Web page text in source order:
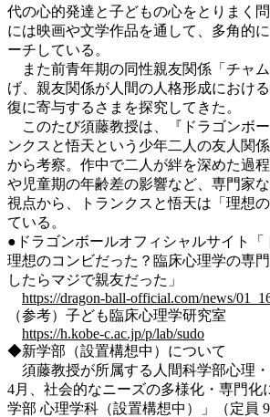
代の心的発達と子どもの心をとりまく
には映画や文学作品を通して、多角的
ーチしている。
また前青年期の同性親友関係「チャ
げ、親友関係が人間の人格形成におけ
復に寄与するさまを探究してきた。
このたび須藤教授は、『ドラゴンボ
ンクスと悟天という少年二人の友人関
から考察。作中で二人が絆を深めた過
や児童期の年齢差の影響など、専門家
視点から、トランクスと悟天は「理想
ている。
●ドラゴンボールオフィシャルサイト「
理想のコンビだった？臨床心理学の専
したらマジで親友だった」
https://dragon-ball-official.com/news/
（参考）子ども臨床心理学研究室
https://h.kobe-c.ac.jp/p/lab/sudo
◆新学部（設置構想中）について
須藤教授が所属する人間科学部心理
4月、社会的なニーズの多様化・専門化
学部 心理学科（設置構想中）」（定員